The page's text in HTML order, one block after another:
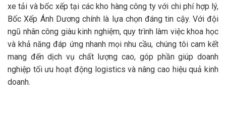
xe tải và bốc xếp tại các kho hàng công ty với chi phí hợp lý,
Bốc Xếp Ánh Dương chính là lựa chọn đáng tin cậy. Với đội
ngũ nhân công giàu kinh nghiệm, quy trình làm việc khoa học
và khả năng đáp ứng nhanh mọi nhu cầu, chúng tôi cam kết
mang đến dịch vụ chất lượng cao, góp phần giúp doanh
nghiệp tối ưu hoạt động logistics và nâng cao hiệu quả kinh
doanh.